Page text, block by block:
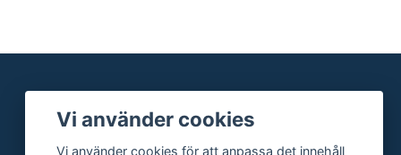
Vi använder cookies
Vi använder cookies för att anpassa det innehåll